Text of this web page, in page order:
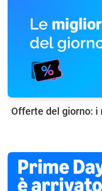
Offerte del giorno: